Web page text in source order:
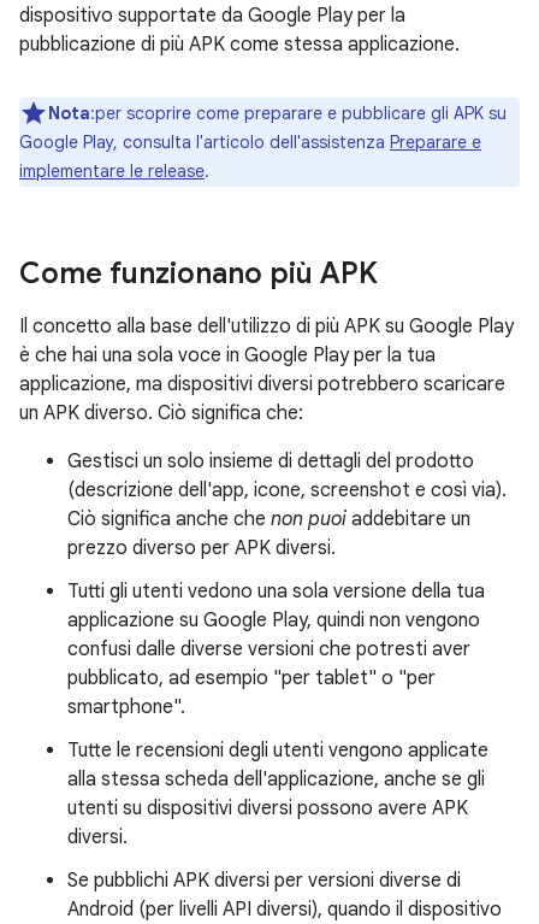
dispositivo supportate da Google Play per la
pubblicazione di più APK come stessa applicazione.
Nota:per scoprire come preparare e pubblicare gli APK su
Google Play, consulta l'articolo dell'assistenza Preparare e
implementare le release.
Come funzionano più APK
Il concetto alla base dell'utilizzo di più APK su Google Play
è che hai una sola voce in Google Play per la tua
applicazione, ma dispositivi diversi potrebbero scaricare
un APK diverso. Ciò significa che:
Gestisci un solo insieme di dettagli del prodotto
(descrizione dell'app, icone, screenshot e così via).
Ciò significa anche che non puoi addebitare un
prezzo diverso per APK diversi.
Tutti gli utenti vedono una sola versione della tua
applicazione su Google Play, quindi non vengono
confusi dalle diverse versioni che potresti aver
pubblicato, ad esempio "per tablet" o "per
smartphone".
Tutte le recensioni degli utenti vengono applicate
alla stessa scheda dell'applicazione, anche se gli
utenti su dispositivi diversi possono avere APK
diversi.
Se pubblichi APK diversi per versioni diverse di
Android (per livelli API diversi), quando il dispositivo